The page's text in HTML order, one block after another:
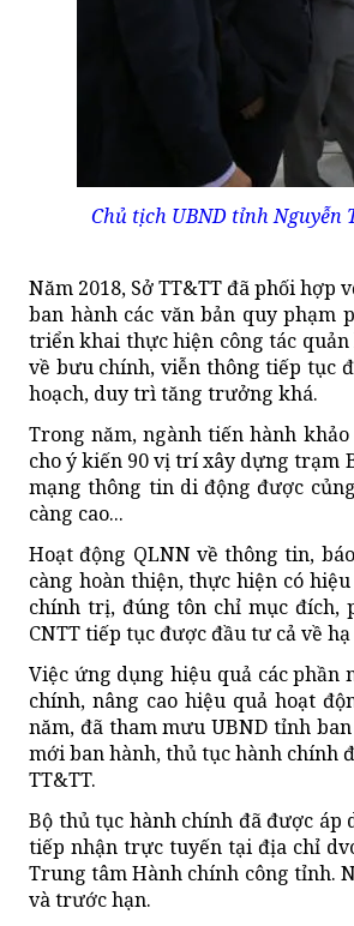
Chủ tịch UBND tỉnh
Năm 2018, Sở TT&TT đã phối
ban hành các văn bản quy phạm
triển khai thực hiện công tác quản
về bưu chính, viễn thông tiếp tục
hoạch, duy trì tăng trưởng khá.
Trong năm, ngành tiến hành
cho ý kiến 90 vị trí xây dựng trạm
mạng thông tin di động được
càng cao...
Hoạt động QLNN về thông tin,
càng hoàn thiện, thực hiện có
chính trị, đúng tôn chỉ mục đích,
CNTT tiếp tục được đầu tư cả về
Việc ứng dụng hiệu quả các
chính, nâng cao hiệu quả hoạt
năm, đã tham mưu UBND tỉnh
mới ban hành, thủ tục hành chính
TT&TT.
Bộ thủ tục hành chính đã được
tiếp nhận trực tuyến tại địa chỉ
Trung tâm Hành chính công tỉnh.
và trước hạn.